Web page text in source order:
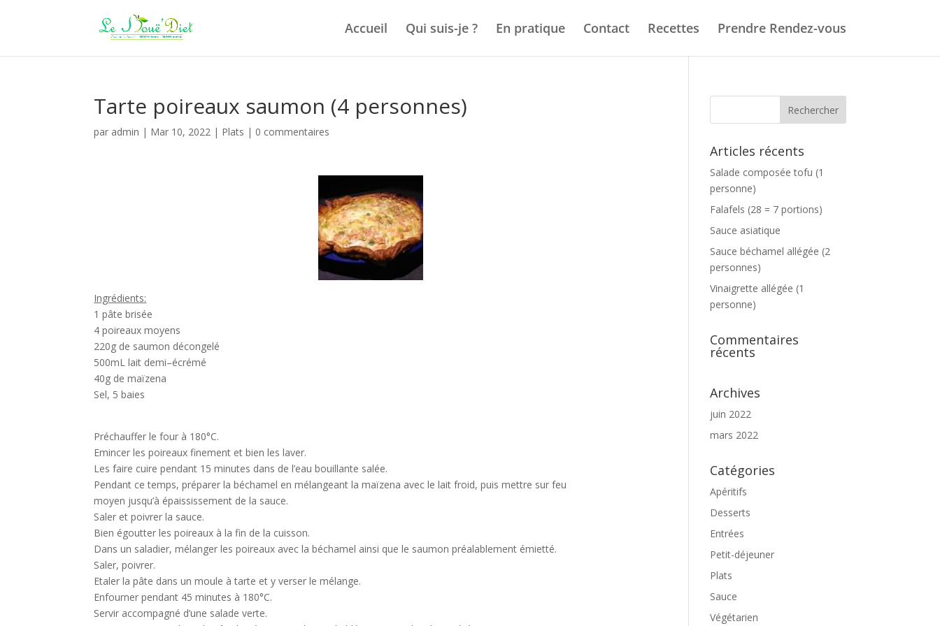
Accueil Qui suis-je ? En pratique Contact Recettes Prendre Rendez-vous
Tarte poireaux saumon (4 personnes)
par admin | Mar 10, 2022 | Plats | 0 commentaires
Ingrédients:
1 pâte brisée
4 poireaux moyens
220g de saumon décongelé
500mL lait demi–écrémé
40g de maïzena
Sel, 5 baies
Préchauffer le four à 180°C.
Emincer les poireaux finement et bien les laver.
Les faire cuire pendant 15 minutes dans de l’eau bouillante salée.
Pendant ce temps, préparer la béchamel en mélangeant la maïzena avec le lait froid, puis mettre sur feu
moyen jusqu’à épaississement de la sauce.
Saler et poivrer la sauce.
Bien égoutter les poireaux à la fin de la cuisson.
Dans un saladier, mélanger les poireaux avec la béchamel ainsi que le saumon préalablement émietté.
Saler, poivrer.
Etaler la pâte dans un moule à tarte et y verser le mélange.
Enfourner pendant 45 minutes à 180°C.
Servir accompagné d’une salade verte.
Articles récents
Salade composée tofu (1
personne)
Falafels (28 = 7 portions)
Sauce asiatique
Sauce béchamel allégée (2
personnes)
Vinaigrette allégée (1
personne)
Commentaires
récents
Archives
juin 2022
mars 2022
Catégories
Apéritifs
Desserts
Entrées
Petit-déjeuner
Plats
Sauce
Végétarien